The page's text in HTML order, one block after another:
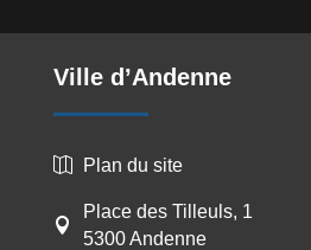
Ville d’Andenne
 Plan du site

Place des Tilleuls, 1
5300 Andenne